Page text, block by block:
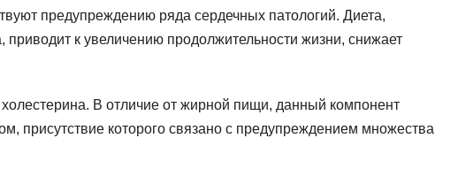
предупреждению ряда сердечных патологий. Диета,
к увеличению продолжительности жизни, снижает
В отличие от жирной пищи, данный компонент
присутствие которого связано с предупреждением множества